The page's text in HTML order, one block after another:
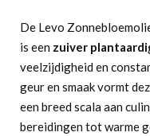
De Levo
is een zuiver
veelzijdigheid en
geur en smaak vormt
een breed scala aan
bereidingen tot warme